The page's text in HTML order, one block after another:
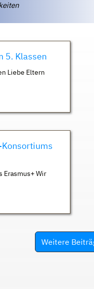
5. Klassen
Liebe Eltern
Erasmus+ Wir
Weitere